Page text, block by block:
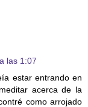
las 1:07
estar entrando en
acerca de la
como arrojado